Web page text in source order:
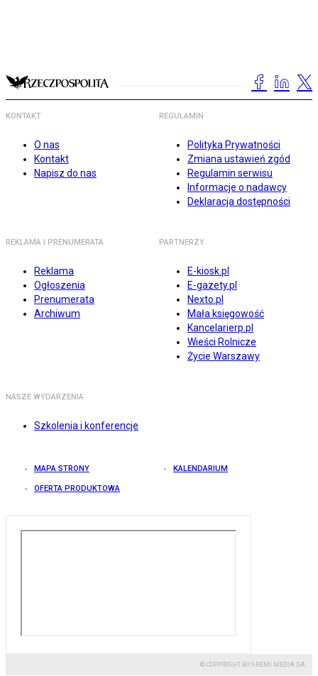
KONTAKT
O nas
Kontakt
Napisz do nas
REGULAMIN
Polityka Prywatności
Zmiana ustawień zgód
Regulamin serwisu
Informacje o nadawcy
Deklaracja dostępności
REKLAMA I PRENUMERATA
Reklama
Ogłoszenia
Prenumerata
Archiwum
PARTNERZY
E-kiosk.pl
E-gazety.pl
Nexto.pl
Mała księgowość
Kancelarierp.pl
Wieści Rolnicze
Życie Warszawy
NASZE WYDARZENIA
Szkolenia i konferencje
MAPA STRONY KALENDARIUM
OFERTA PRODUKTOWA
© COPYRIGHT BY GREMI MEDIA SA